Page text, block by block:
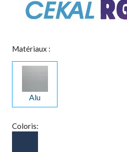
Matériaux :
Alu
Coloris: